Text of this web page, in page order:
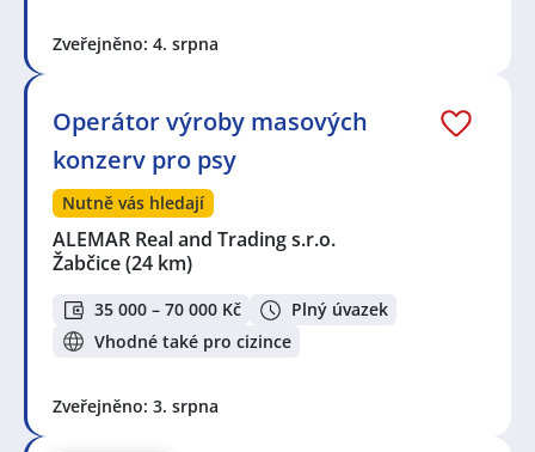
Zveřejněno: 4. srpna
Operátor výroby masových
konzerv pro psy
Nutně vás hledají
ALEMAR Real and Trading s.r.o.
Žabčice(24 km)
35 000 – 70 000 Kč
Plný úvazek
Vhodné také pro cizince
Zveřejněno: 3. srpna